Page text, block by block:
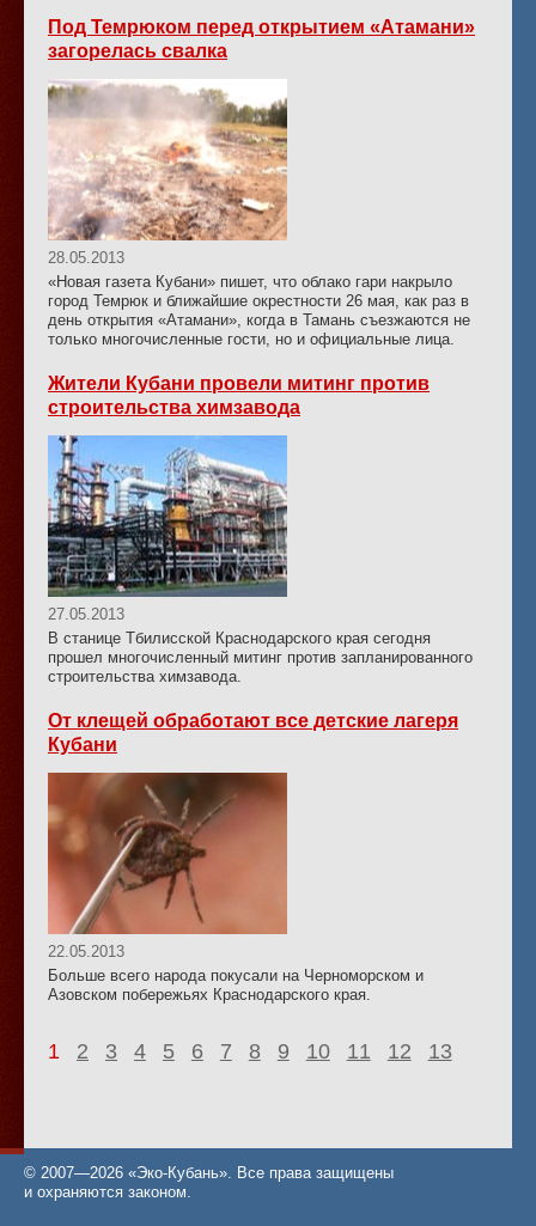
Под Темрюком перед открытием «Атамани»
загорелась свалка
28.05.2013
«Новая газета Кубани» пишет, что облако гари накрыло
город Темрюк и ближайшие окрестности 26 мая, как раз в
день открытия «Атамани», когда в Тамань съезжаются не
только многочисленные гости, но и официальные лица.
Жители Кубани провели митинг против
строительства химзавода
27.05.2013
В станице Тбилисской Краснодарского края сегодня
прошел многочисленный митинг против запланированного
строительства химзавода.
От клещей обработают все детские лагеря
Кубани
22.05.2013
Больше всего народа покусали на Черноморском и
Азовском побережьях Краснодарского края.
1 2 3 4 5 6 7 8 9 10 11 12 13
© 2007—2026 «Эко-Кубань». Все права защищены
и охраняются законом.